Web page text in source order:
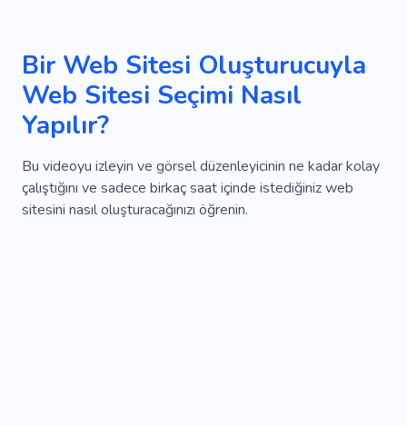
Bir Web Sitesi Oluşturucuyla
Web Sitesi Seçimi Nasıl
Yapılır?
Bu videoyu izleyin ve görsel düzenleyicinin ne kadar kolay
çalıştığını ve sadece birkaç saat içinde istediğiniz web
sitesini nasıl oluşturacağınızı öğrenin.